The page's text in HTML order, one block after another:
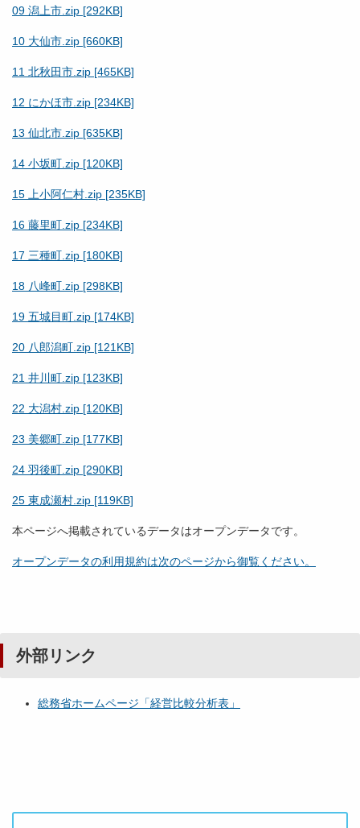
09 潟上市.zip [292KB]
10 大仙市.zip [660KB]
11 北秋田市.zip [465KB]
12 にかほ市.zip [234KB]
13 仙北市.zip [635KB]
14 小坂町.zip [120KB]
15 上小阿仁村.zip [235KB]
16 藤里町.zip [234KB]
17 三種町.zip [180KB]
18 八峰町.zip [298KB]
19 五城目町.zip [174KB]
20 八郎潟町.zip [121KB]
21 井川町.zip [123KB]
22 大潟村.zip [120KB]
23 美郷町.zip [177KB]
24 羽後町.zip [290KB]
25 東成瀬村.zip [119KB]
本ページへ掲載されているデータはオープンデータです。
オープンデータの利用規約は次のページから御覧ください。
外部リンク
総務省ホームページ「経営比較分析表」